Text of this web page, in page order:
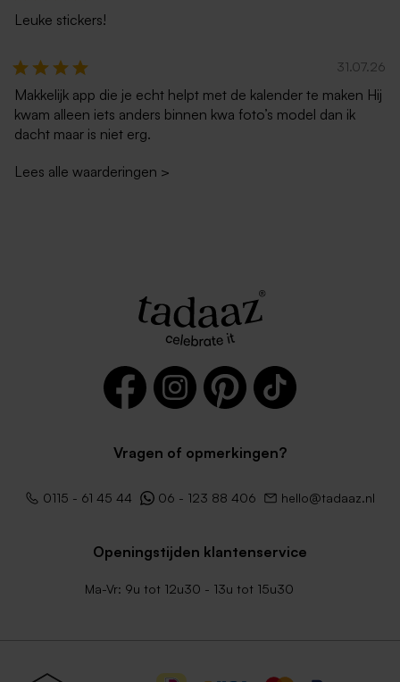
Leuke stickers!
31.07.26
Makkelijk app die je echt helpt met de kalender te maken Hij
kwam alleen iets anders binnen kwa foto’s model dan ik
dacht maar is niet erg.
Lees alle waarderingen >
Vragen of opmerkingen?
0115 - 61 45 44 06 - 123 88 406 hello@tadaaz.nl
Openingstijden klantenservice
Ma-Vr: 9u tot 12u30 - 13u tot 15u30